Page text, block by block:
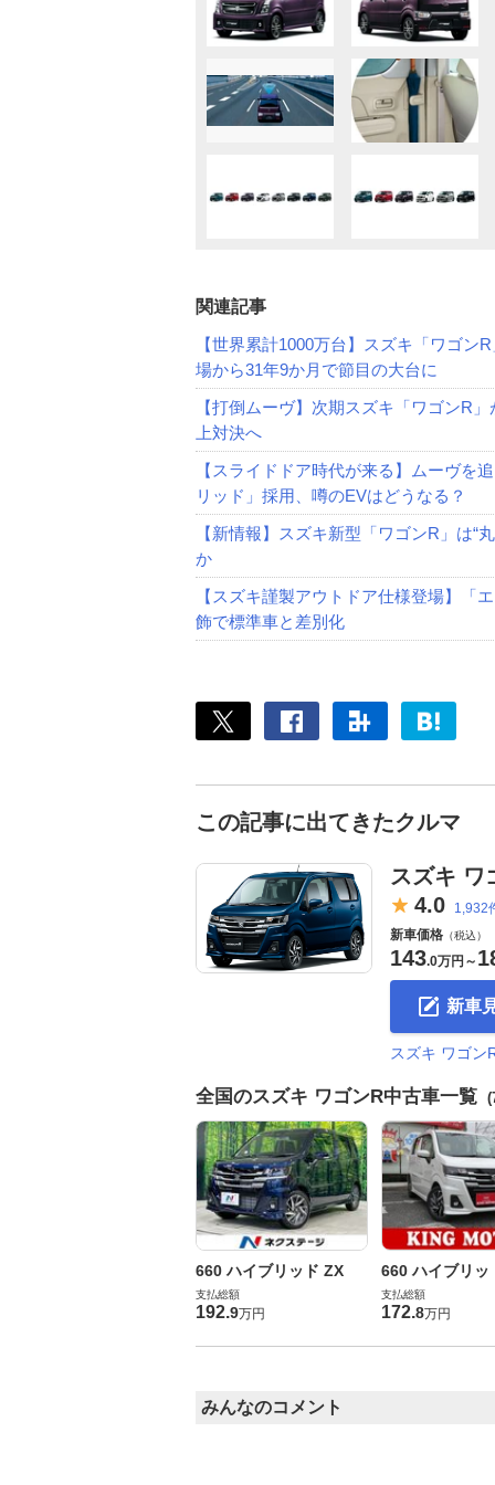
関連記事
【世界累計1000万台】スズキ「ワゴ
場から31年9か月で節目の大台に
【打倒ムーヴ】次期スズキ「ワゴンR
上対決へ
【スライドドア時代が来る】ムーヴを
リッド」採用、噂のEVはどうなる？
【新情報】スズキ新型「ワゴンR」は“
か
【スズキ謹製アウトドア仕様登場】「
飾で標準車と差別化
この記事に出てきたクルマ
スズキ ワ
4.0
1,932
新車価格 （税込）
143.0万円 ～
新車
スズキ ワゴン
全国のスズキ ワゴンR中古車一覧
660 ハイブリッド ZX
支払総額
192.9万円
660 ハイブリッ
支払総額
172.8万円
みんなのコメント